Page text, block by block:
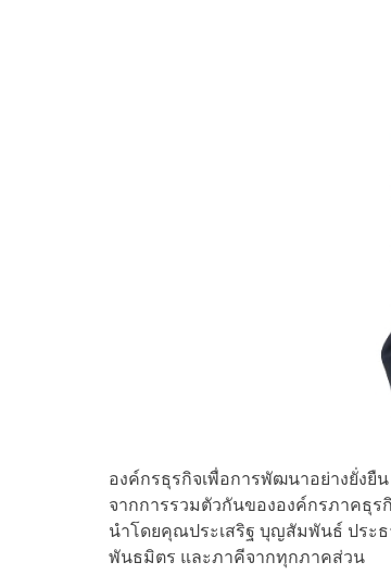
องค์กรธุรกิจเพื่อการพัฒนาอย่างยั่งยื
จากการรวมตัวกันขององค์กรภาคธุ
นำโดยคุณประเสริฐ บุญสัมพันธ์ ประ
พันธมิตร และภาคีจากทุกภาคส่วน